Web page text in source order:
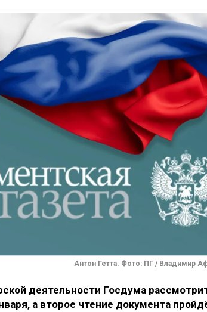
Антон Гетта. Фото: ПГ / Владимир
деятельности Госдума
а второе чтение документа